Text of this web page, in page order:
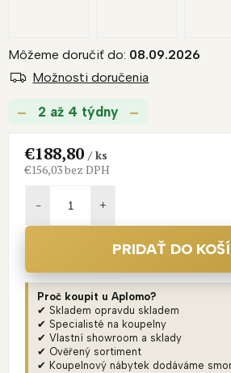
2 až 4 týdny
Môžeme doručiť do: 08.09.2026
Možnosti doručenia
€188,80/ ks
€156,03 bez DPH
PRIDAŤ DO
Proč koupit u Aplomo?
✔ Skladem opravdu skladem
✔ Specialisté na koupelny
✔ Vlastní showroom a sklady
✔ Ověřený sortiment
✔ Koupelnový nábytek dodáváme